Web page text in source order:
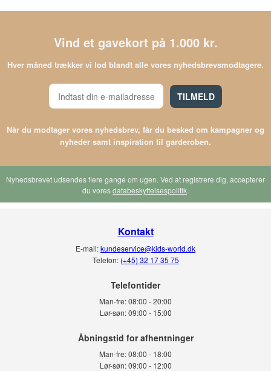
Vind et gavekort på 1.000 kr.
Hver måned trækker vi lod blandt alle vores nyhedsbrevsmodtagere.
TILMELD
Når du modtager vores nyhedsbrev, får du besked om kampagner og
nyheder samt inspiration til garderoben.
Nyhedsbrevet udsendes flere gange om ugen. Ved at registrere dig, accepterer
du voresdatabeskyttelsespolitik.
Kontakt
E-mail:kundeservice@kids-world.dk
Telefon: (+45) 32 17 35 75
Telefontider
Man-fre:08:00 - 20:00
Lør-søn: 09:00 - 15:00
Man-fre:08:00 - 18:00
Lør-søn:09:00 - 12:00